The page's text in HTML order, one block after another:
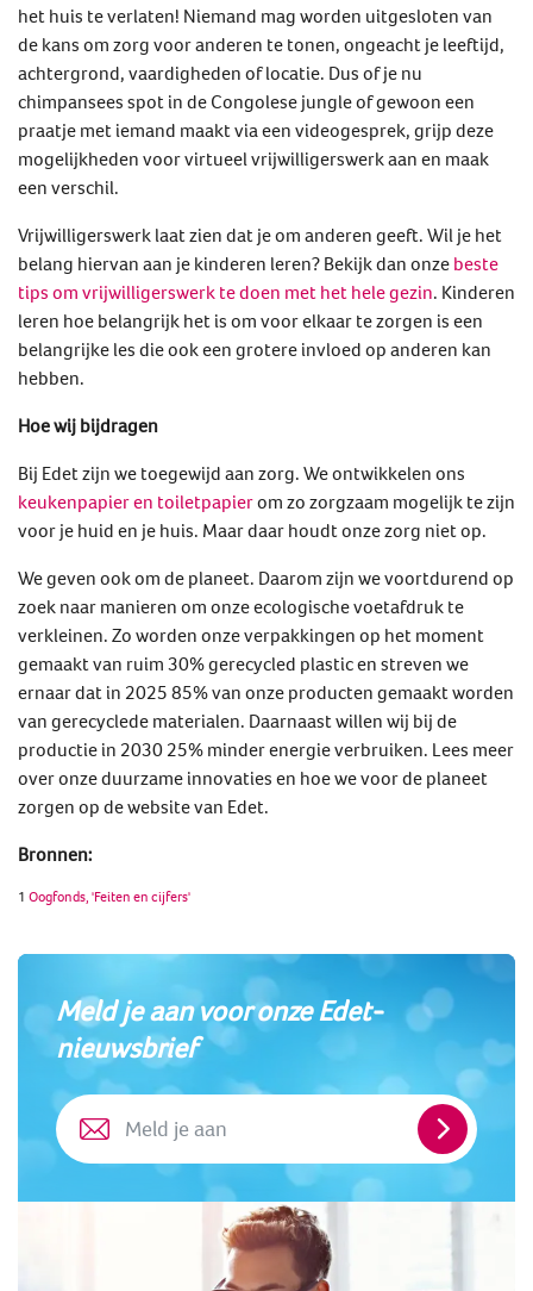
Meld je aan voor onze Edet-
nieuwsbrief
Meld
je
aan
het huis te verlaten! Niemand mag worden uitgesloten van
de kans om zorg voor anderen te tonen, ongeacht je leeftijd,
achtergrond, vaardigheden of locatie. Dus of je nu
chimpansees spot in de Congolese jungle of gewoon een
praatje met iemand maakt via een videogesprek, grijp deze
mogelijkheden voor virtueel vrijwilligerswerk aan en maak
een verschil.
Vrijwilligerswerk laat zien dat je om anderen geeft. Wil je het
belang hiervan aan je kinderen leren? Bekijk dan onze beste
tips om vrijwilligerswerk te doen met het hele gezin. Kinderen
leren hoe belangrijk het is om voor elkaar te zorgen is een
belangrijke les die ook een grotere invloed op anderen kan
hebben.
Hoe wij bijdragen
Bij Edet zijn we toegewijd aan zorg. We ontwikkelen ons
keukenpapier en toiletpapierom zo zorgzaam mogelijk te zijn
voor je huid en je huis. Maar daar houdt onze zorg niet op.
We geven ook om de planeet. Daarom zijn we voortdurend op
zoek naar manieren om onze ecologische voetafdruk te
verkleinen. Zo worden onze verpakkingen op het moment
gemaakt van ruim 30% gerecycled plastic en streven we
ernaar dat in 2025 85% van onze producten gemaakt worden
van gerecyclede materialen. Daarnaast willen wij bij de
productie in 2030 25% minder energie verbruiken. Lees meer
over onze duurzame innovaties en hoe we voor de planeet
zorgen op de website van Edet.
Bronnen:
1 Oogfonds, 'Feiten en cijfers'